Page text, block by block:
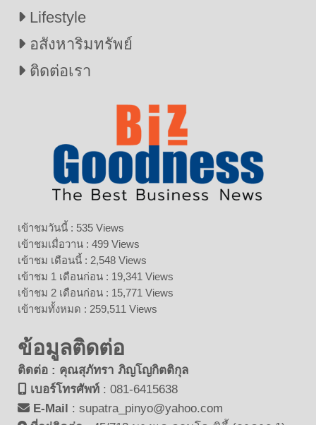
Lifestyle
อสังหาริมทรัพย์
ติดต่อเรา
เข้าชมวันนี้ : 535 Views
เข้าชมเมื่อวาน : 499 Views
เข้าชม เดือนนี้ : 2,548 Views
เข้าชม 1 เดือนก่อน : 19,341 Views
เข้าชม 2 เดือนก่อน : 15,771 Views
เข้าชมทั้งหมด : 259,511 Views
ข้อมูลติดต่อ
ติดต่อ : คุณสุภัทรา ภิญโญกิตติกุล
เบอร์โทรศัพท์ : 081-6415638
E-Mail
: supatra_pinyo@yahoo.com